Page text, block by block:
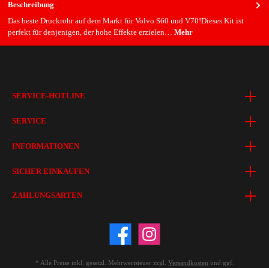
Beschreibung
Das beste Druckrohr auf dem Markt für Volvo S60 und V70!Dieses Kit ist
perfekt für denjenigen, der hohe Effekte erzielen… Mehr
SERVICE-HOTLINE
SERVICE
INFORMATIONEN
SICHER EINKAUFEN
ZAHLUNGSARTEN
* Alle Preise inkl. gesetzl. Mehrwertsteuer zzgl. Versandkosten und ggf.